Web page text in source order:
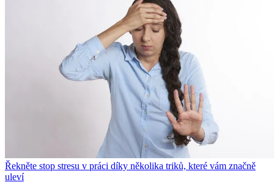
Řekněte stop stresu v práci díky několika triků, které vám značně
uleví